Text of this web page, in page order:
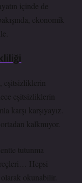
içinde de
ekonomik
eşitsizliklerin
karşı karşıyayız.
kalkmıyor.
tutunma
Hepsi
okunabilir.